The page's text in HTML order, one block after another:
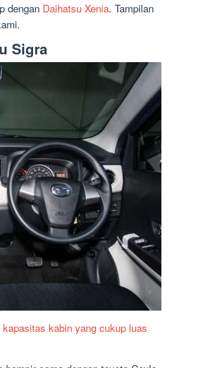
dengan Daihatsu Xenia. Tampilan
Sigra
kabin yang cukup luas